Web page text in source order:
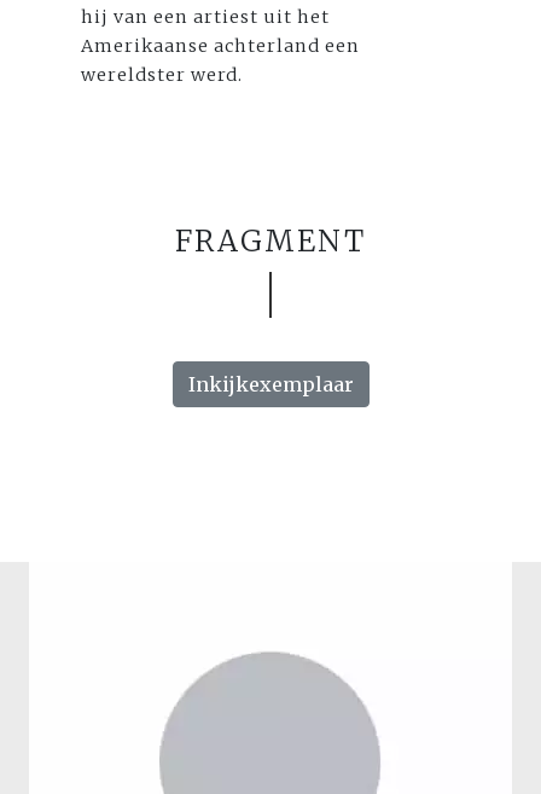
hij van een artiest uit het
Amerikaanse achterland een
wereldster werd.
FRAGMENT
Inkijkexemplaar